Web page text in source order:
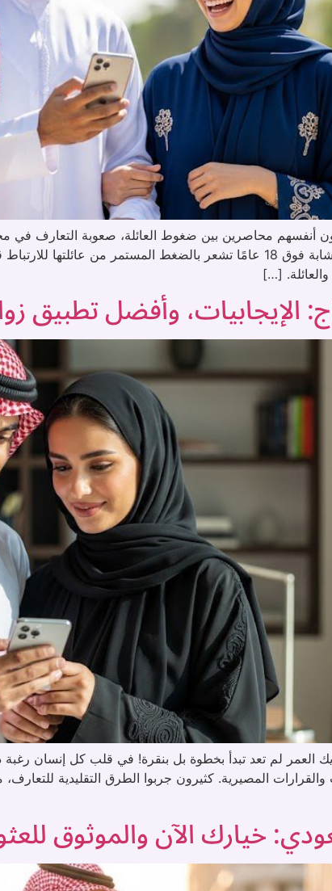
أنفسهم محاصرين بين ضغوط العائلة، صعوبة التعارف في
وطموحاتهم. والآن تخيل معي: ✔️ فتاة شابة فوق 18 عامًا تشعر
[…]
الإيجابيات، وأفضل تطبيق
لم تعد تبدأ بخطوة بل بنقرة! في قلب كل إنسان رغبة
المصيرية. كثيرون جربوا الطرق التقليدية
خيارك الآن والموثوق